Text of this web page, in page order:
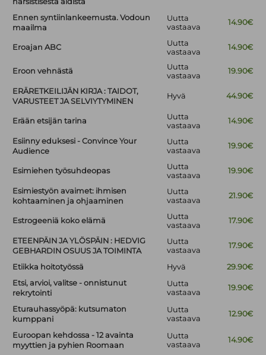
Ennen syntiinlankeemusta. Vodoun
maailma
Uutta
vastaava
14.90€
Eroajan ABC
Uutta
vastaava
14.90€
Eroon vehnästä
Uutta
vastaava
19.90€
ERÄRETKEILIJÄN KIRJA : TAIDOT,
VARUSTEET JA SELVIYTYMINEN
Hyvä 44.90€
Erään etsijän tarina
Uutta
vastaava
14.90€
Esiinny eduksesi - Convince Your
Audience
Uutta
vastaava
19.90€
Esimiehen työsuhdeopas
Uutta
vastaava
19.90€
Esimiestyön avaimet: ihmisen
kohtaaminen ja ohjaaminen
Uutta
vastaava
21.90€
Estrogeeniä koko elämä
Uutta
vastaava
17.90€
ETEENPÄIN JA YLÖSPÄIN : HEDVIG
GEBHARDIN OSUUS JA TOIMINTA
Uutta
vastaava
17.90€
Etiikka hoitotyössä Hyvä
29.90€
Etsi, arvioi, valitse - onnistunut
rekrytointi
Uutta
vastaava
19.90€
Eturauhassyöpä: kutsumaton
kumppani
Uutta
vastaava
12.90€
Euroopan kehdossa - 12 avainta
myyttien ja pyhien Roomaan
Uutta
vastaava
14.90€